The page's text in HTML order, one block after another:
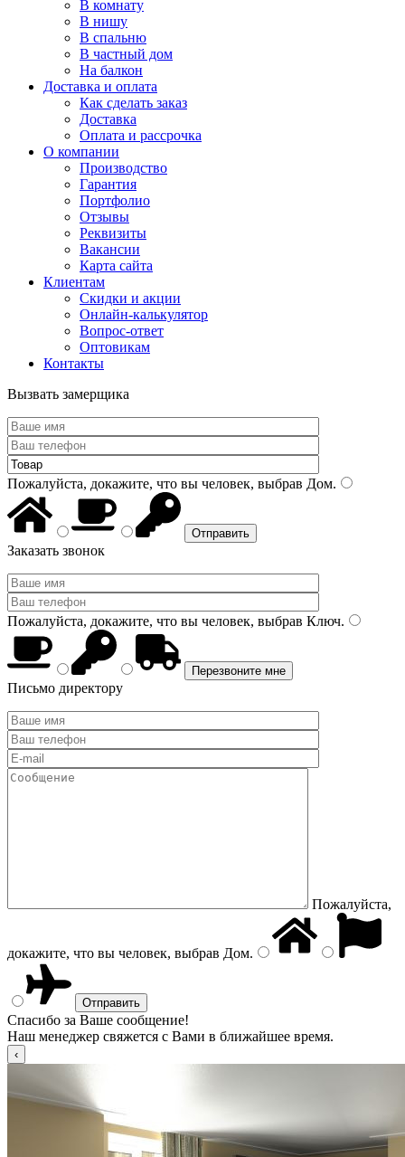
В комнату
В нишу
В спальню
В частный дом
На балкон
Доставка и оплата
Как сделать заказ
Доставка
Оплата и рассрочка
О компании
Производство
Гарантия
Портфолио
Отзывы
Реквизиты
Вакансии
Карта сайта
Клиентам
Скидки и акции
Онлайн-калькулятор
Вопрос-ответ
Оптовикам
Контакты
Вызвать замерщика
Пожалуйста, докажите, что вы человек, выбрав Дом.
Заказать звонок
Пожалуйста, докажите, что вы человек, выбрав Ключ.
Письмо директору
Пожалуйста,
докажите, что вы человек, выбрав Дом.
Спасибо за Ваше сообщение!
Наш менеджер свяжется с Вами в ближайшее время.